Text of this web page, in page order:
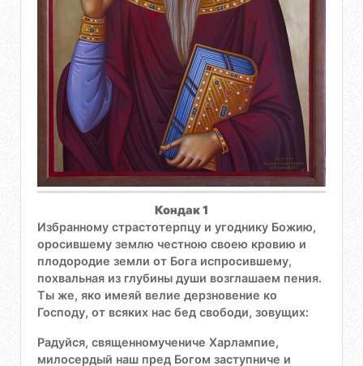
Кондак 1
Избранному страстотерпцу и угоднику Божию,
оросившему землю честною своею кровию и
плодородие земли от Бога испросившему,
похвальная из глубины души возглашаем пения.
Ты же, яко имеяй велие дерзновение ко
Господу, от всяких нас бед свободи, зовущих:
Радуйся, священномучениче Харлампие,
милосердый наш пред Богом заступниче и